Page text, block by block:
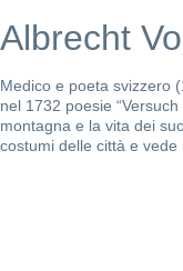
Albrecht
Medico e poeta svizzero
nel 1732 poesie
montagna e la vita dei
costumi delle città e vede